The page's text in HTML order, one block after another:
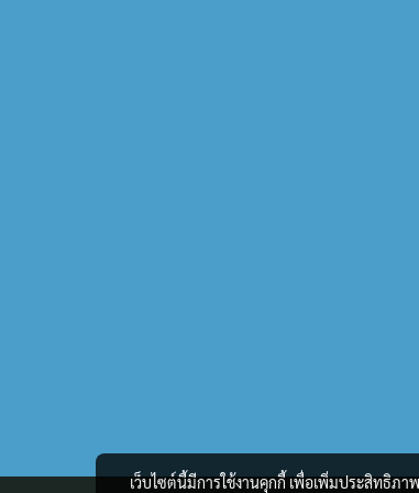
เว็บไซต์นี้มีการใช้งานคุกกี้ เพื่อเพิ่มประสิทธิภ